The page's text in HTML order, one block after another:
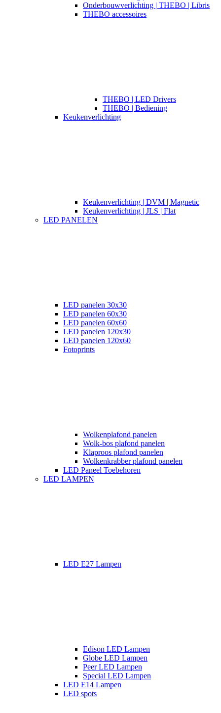
Onderbouwverlichting | THEBO | Libris
THEBO accessoires
THEBO | LED Drivers
THEBO | Bediening
Keukenverlichting
Keukenverlichting | DVM | Magnetic
Keukenverlichting | JLS | Flat
LED PANELEN
LED panelen 30x30
LED panelen 60x30
LED panelen 60x60
LED panelen 120x30
LED panelen 120x60
Fotoprints
Wolkenplafond panelen
Wolk-bos plafond panelen
Klaproos plafond panelen
Wolkenkrabber plafond panelen
LED Paneel Toebehoren
LED LAMPEN
LED E27 Lampen
Edison LED Lampen
Globe LED Lampen
Peer LED Lampen
Special LED Lampen
LED E14 Lampen
LED spots